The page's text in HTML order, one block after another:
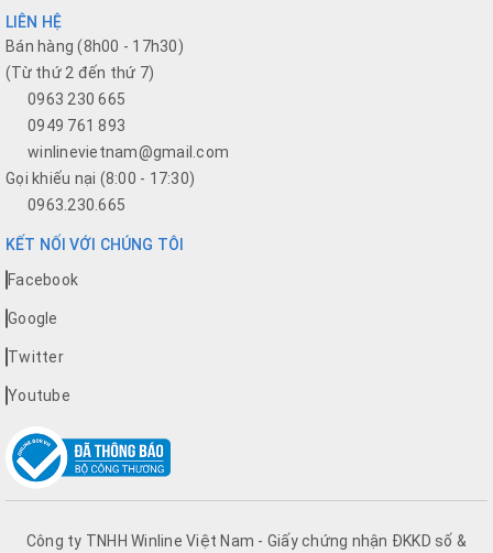
LIÊN HỆ
Bán hàng (8h00 - 17h30)
(Từ thứ 2 đến thứ 7)
0963 230 665
0949 761 893
winlinevietnam@gmail.com
Gọi khiếu nại (8:00 - 17:30)
0963.230.665
KẾT NỐI VỚI CHÚNG TÔI
Facebook
Google
Twitter
Youtube
Công ty TNHH Winline Việt Nam - Giấy chứng nhận ĐKKD số &